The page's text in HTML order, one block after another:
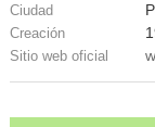
Ciudad
Creación
Sitio web oficial